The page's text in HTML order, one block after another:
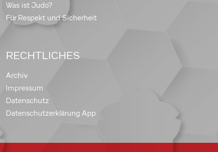
Was ist Judo?
Für Respekt und Sicherheit
RECHTLICHES
Archiv
Impressum
Datenschutz
Datenschutzerklärung App